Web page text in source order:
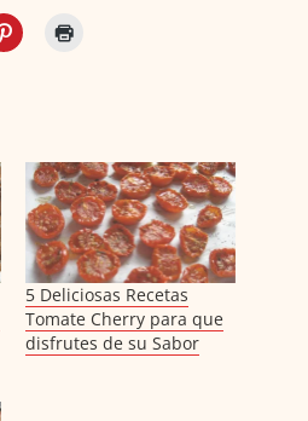
5 Deliciosas Recetas
Tomate Cherry para que
disfrutes de su Sabor